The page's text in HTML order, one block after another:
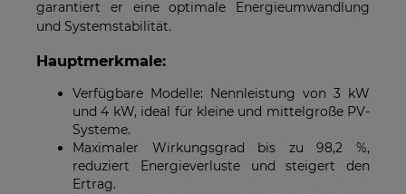
garantiert er eine optimale Energieumwandlung
und Systemstabilität.
Hauptmerkmale:
Verfügbare Modelle: Nennleistung von 3 kW
und 4 kW, ideal für kleine und mittelgroße PV-
Systeme.
Maximaler Wirkungsgrad bis zu 98,2 %,
reduziert Energieverluste und steigert den
Ertrag.